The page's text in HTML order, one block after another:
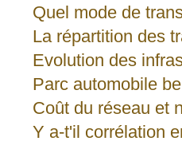
Quel mode de
La répartition des
Evolution des
Parc automobile
Coût du réseau et
Y a-t'il corrélation